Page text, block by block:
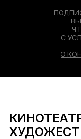
С
О